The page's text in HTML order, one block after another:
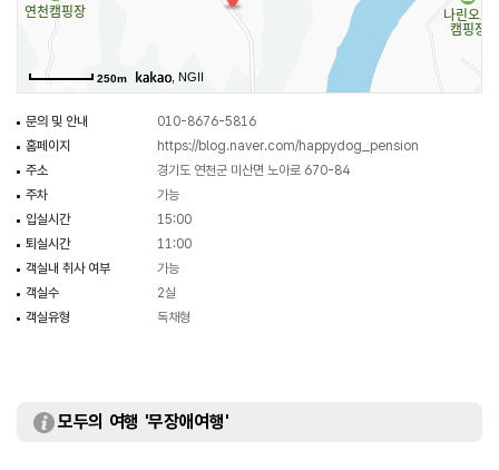
250m , NGII
문의 및 안내
010-8676-5816
홈페이지
https://blog.naver.com/happydog_pension
주소
경기도 연천군 미산면 노아로 670-84
주차
가능
입실시간
15:00
퇴실시간
11:00
객실내 취사 여부
가능
객실수
2실
객실유형
독채형
모두의 여행 '무장애여행'